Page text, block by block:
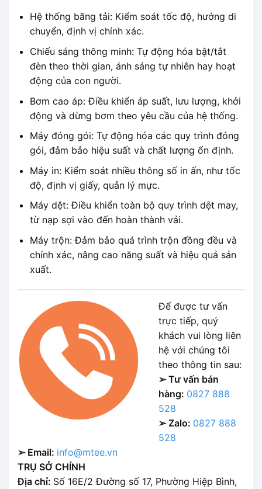
Hệ thống băng tải: Kiểm soát tốc độ, hướng di
chuyển, định vị chính xác.
Chiếu sáng thông minh: Tự động hóa bật/tắt
đèn theo thời gian, ánh sáng tự nhiên hay hoạt
động của con người.
Bơm cao áp: Điều khiển áp suất, lưu lượng, khởi
động và dừng bơm theo yêu cầu của hệ thống.
Máy đóng gói: Tự động hóa các quy trình đóng
gói, đảm bảo hiệu suất và chất lượng ổn định.
Máy in: Kiểm soát nhiều thông số in ấn, như tốc
độ, định vị giấy, quản lý mực.
Máy dệt: Điều khiển toàn bộ quy trình dệt may,
từ nạp sợi vào đến hoàn thành vải.
Máy trộn: Đảm bảo quá trình trộn đồng đều và
chính xác, nâng cao năng suất và hiệu quả sản
xuất.
Để được tư vấn
trực tiếp, quý
khách vui lòng liên
hệ với chúng tôi
theo thông tin sau:
➢ Tư vấn bán
hàng: 0827 888
528
➢ Zalo: 0827 888
528
➢ Email: info@mtee.vn
TRỤ SỞ CHÍNH
Địa chỉ: Số 16E/2 Đường số 17, Phường Hiệp Bình,